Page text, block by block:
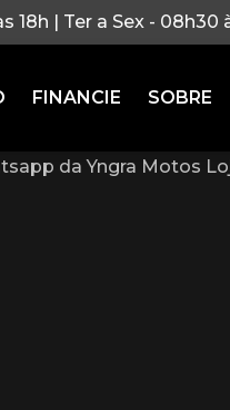
18h | Ter a Sex - 08h30
FINANCIE SOBRE
da Yngra Motos